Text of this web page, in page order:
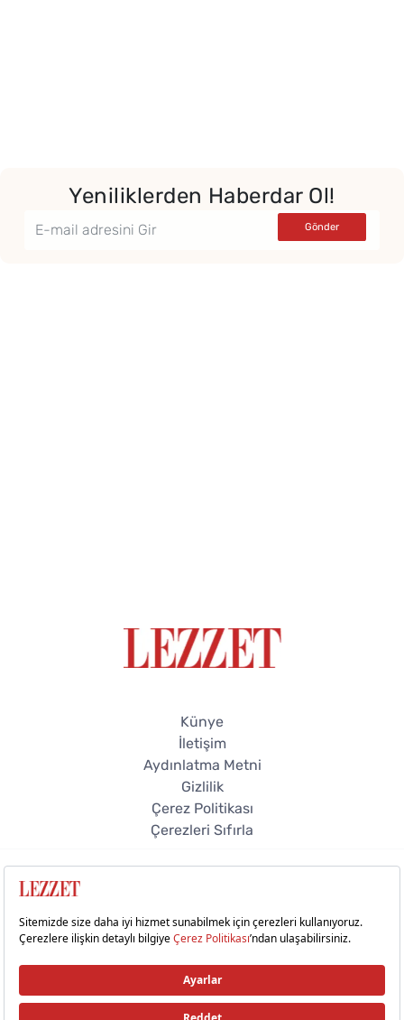
Yeniliklerden Haberdar Ol!
Künye
İletişim
Aydınlatma Metni
Gizlilik
Çerez Politikası
Çerezleri Sıfırla
© 2026 Lezzet Online. Tüm hakları saklıdır.